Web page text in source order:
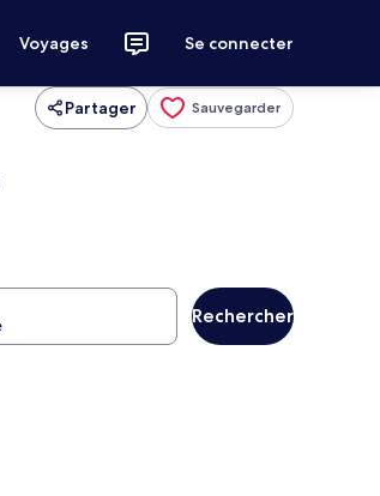
Voyages Se connecter
Partager Sauvegarder
Rechercher